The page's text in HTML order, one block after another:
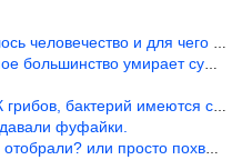
и для чего оно сущ
умирает существенно ча
бактерий имеются сведения из
фуфайки.
или просто похвастались.